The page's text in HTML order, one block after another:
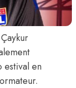
estival en